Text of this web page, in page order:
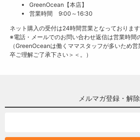
GreenOcean【本店】
営業時間 9:00～16:30
ネット購入の受付は24時間営業となっております
※電話・メールでのお問い合わせ返信は営業時間
（GreenOceanは働くママスタッフが多いため
卒ご理解ご了承下さい＞＜。）
メルマガ登録・解除